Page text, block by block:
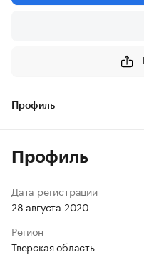
Профиль
Профиль
Дата регистрации
28 августа 2020
Регион
Тверская область